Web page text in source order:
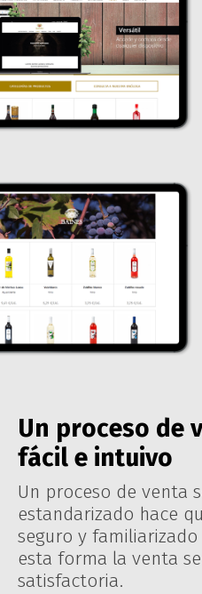
Un proceso de
fácil e intuivo
Un proceso de venta
estandarizado hace
seguro y
esta forma la venta
satisfactoria.